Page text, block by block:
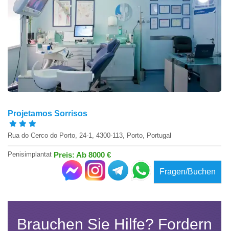
Projetamos Sorrisos
Rua do Cerco do Porto, 24-1, 4300-113, Porto, Portugal
Penisimplantat Preis: Ab 8000 €
Fragen/Buchen
Brauchen Sie Hilfe? Fordern